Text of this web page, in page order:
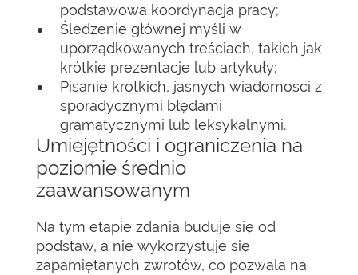
podstawowa koordynacja pracy;
Śledzenie głównej myśli w
uporządkowanych treściach, takich jak
krótkie prezentacje lub artykuły;
Pisanie krótkich, jasnych wiadomości z
sporadycznymi błędami
gramatycznymi lub leksykalnymi.
Umiejętności i ograniczenia na
poziomie średnio
zaawansowanym
Na tym etapie zdania buduje się od
podstaw, a nie wykorzystuje się
zapamiętanych zwrotów, co pozwala na